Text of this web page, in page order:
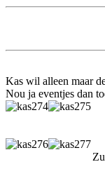
Kas wil alleen maar
Nou ja eventjes dan
Ook wel
Zullen
Van al dat